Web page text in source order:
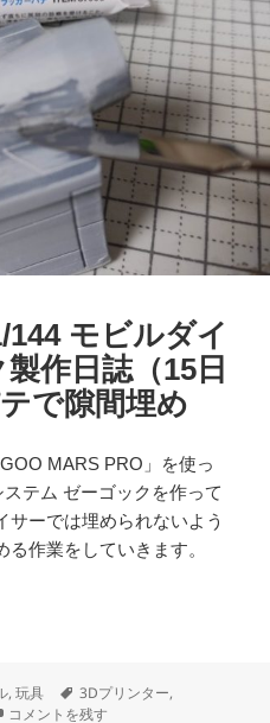
モビルダイ
作日誌（15日
で隙間埋め
MARS PRO」を使っ
テム ゼーゴックを作って
サーでは埋められないよう
作業をしていきます。
144 モビルダイバー ゼーゴック
,玩具
タ
グ
3Dプリンター,
3Dプリンター 1/144 モビルダイバー ゼ
コメントを残す